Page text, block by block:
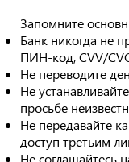
Запомните
Банк никогда не
ПИН-код, CVV/
Не переводите
Не
просьбе
Не передавайте
доступ третьим
Не соглашайтесь